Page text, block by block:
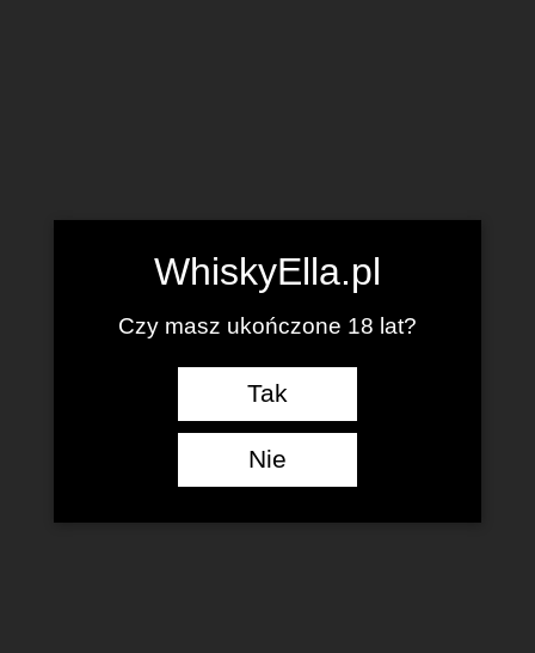
WhiskyElla.pl
Czy masz ukończone 18 lat?
Tak
Nie